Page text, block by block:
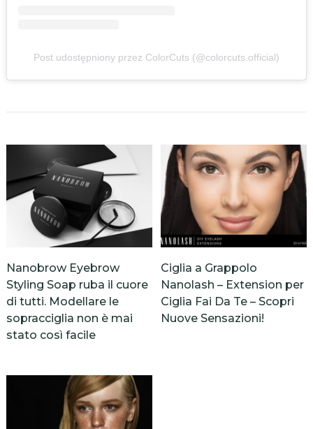
Post udostępniony przez ColorCuts (@colorcuts.official)
Nanobrow Eyebrow
Styling Soap ruba il cuore
di tutti. Modellare le
sopracciglia non è mai
stato così facile
Ciglia a Grappolo
Nanolash – Extension per
Ciglia Fai Da Te – Scopri
Nuove Sensazioni!